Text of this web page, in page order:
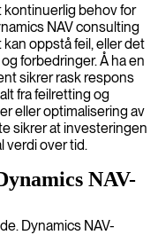
kontinuerlig behov for
NAV consulting
oppstå feil, eller det
forbedringer. Å ha en
sikrer rask respons
fra feilretting og
eller optimalisering av
sikrer at investeringen
verdi over tid.
NAV-
Dynamics NAV-